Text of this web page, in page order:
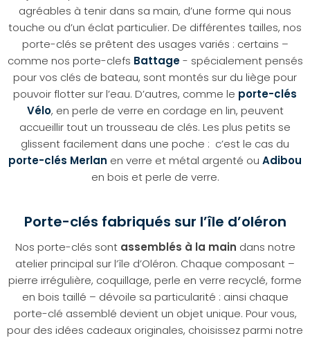
agréables à tenir dans sa main, d’une forme qui nous
touche ou d’un éclat particulier. De différentes tailles, nos
porte-clés se prêtent des usages variés : certains –
comme nos porte-clefs Battage- spécialement pensés
pour vos clés de bateau, sont montés sur du liège pour
pouvoir flotter sur l’eau. D’autres, comme le porte-clés
Vélo, en perle de verre en cordage en lin, peuvent
accueillir tout un trousseau de clés. Les plus petits se
glissent facilement dans une poche : c’est le cas du
porte-clés Merlan en verre et métal argenté ou Adibou
en bois et perle de verre.
Porte-clés fabriqués sur l’île d’oléron
Nos porte-clés sont assemblés à la main dans notre
atelier principal sur l’île d’Oléron. Chaque composant –
pierre irrégulière, coquillage, perle en verre recyclé, forme
en bois taillé – dévoile sa particularité : ainsi chaque
porte-clé assemblé devient un objet unique. Pour vous,
pour des idées cadeaux originales, choisissez parmi notre